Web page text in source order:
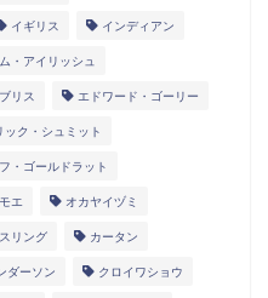
イギリス インディアン
・アイリッシュ
リス エドワード・ゴーリー
ック・シュミット
・ゴールドラット
エ オカヤイヅミ
リング カータン
ダーソン クロイワショウ